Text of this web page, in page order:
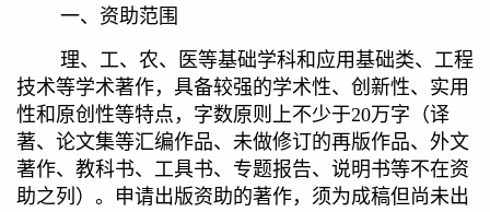
一、资助范围
理、工、农、医等基础学科和应用基础类、工程
技术等学术著作，具备较强的学术性、创新性、实用
性和原创性等特点，字数原则上不少于20万字（译
著、论文集等汇编作品、未做修订的再版作品、外文
著作、教科书、工具书、专题报告、说明书等不在资
助之列）。申请出版资助的著作，须为成稿但尚未出